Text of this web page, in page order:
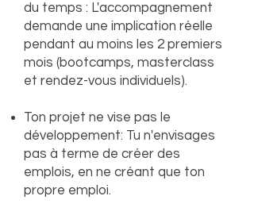
du temps : L'accompagnement
demande une implication réelle
pendant au moins les 2 premiers
mois (bootcamps, masterclass
et rendez-vous individuels).
Ton projet ne vise pas le
développement: Tu n'envisages
pas à terme de créer des
emplois, en ne créant que ton
propre emploi.